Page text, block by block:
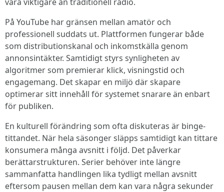
På YouTube har gränsen mellan amatör och
professionell suddats ut. Plattformen fungerar både
som distributionskanal och inkomstkälla genom
annonsintäkter. Samtidigt styrs synligheten av
algoritmer som premierar klick, visningstid och
engagemang. Det skapar en miljö där skapare
optimerar sitt innehåll för systemet snarare än enbart
för publiken.
En kulturell förändring som ofta diskuteras är binge-
tittandet. När hela säsonger släpps samtidigt kan tittare
konsumera många avsnitt i följd. Det påverkar
berättarstrukturen. Serier behöver inte längre
sammanfatta handlingen lika tydligt mellan avsnitt
eftersom pausen mellan dem kan vara några sekunder